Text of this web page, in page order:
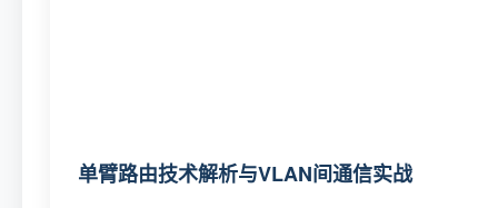
单臂路由技术解析与VLAN间通信实战